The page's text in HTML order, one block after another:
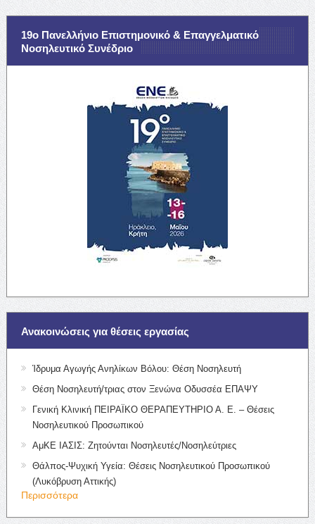
19ο Πανελλήνιο Επιστημονικό & Επαγγελματικό
Νοσηλευτικό Συνέδριο
Ανακοινώσεις για θέσεις εργασίας
Ίδρυμα Αγωγής Ανηλίκων Βόλου: Θέση Νοσηλευτή
Θέση Νοσηλευτή/τριας στον Ξενώνα Οδυσσέα ΕΠΑΨΥ
Γενική Κλινική ΠΕΙΡΑΪΚΟ ΘΕΡΑΠΕΥΤΗΡΙΟ Α. Ε. – Θέσεις
Νοσηλευτικού Προσωπικού
ΑμΚΕ ΙΑΣΙΣ: Ζητούνται Νοσηλευτές/Νοσηλεύτριες
Θάλπος-Ψυχική Υγεία: Θέσεις Νοσηλευτικού Προσωπικού
(Λυκόβρυση Αττικής)
Περισσότερα